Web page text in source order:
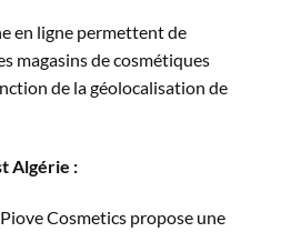
en ligne permettent de
magasins de cosmétiques
de la géolocalisation de
Algérie :
Cosmetics propose une